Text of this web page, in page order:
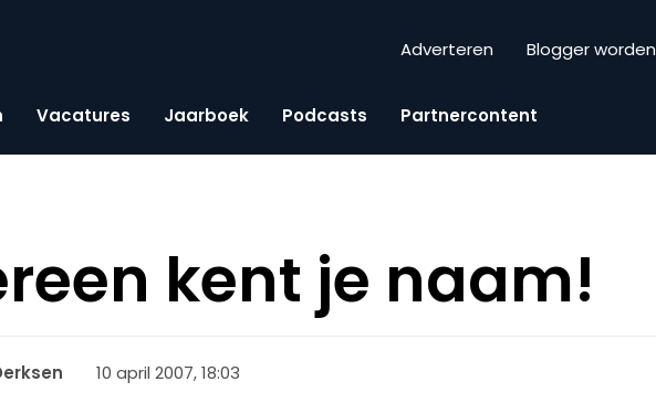
Adverteren Blogger worden
Vacatures Jaarboek Podcasts Partnercontent
kent je naam!
10 april 2007, 18:03